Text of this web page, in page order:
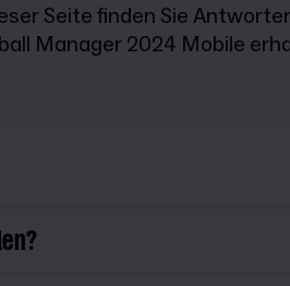
Seite finden Sie
Manager 2024 Mobile